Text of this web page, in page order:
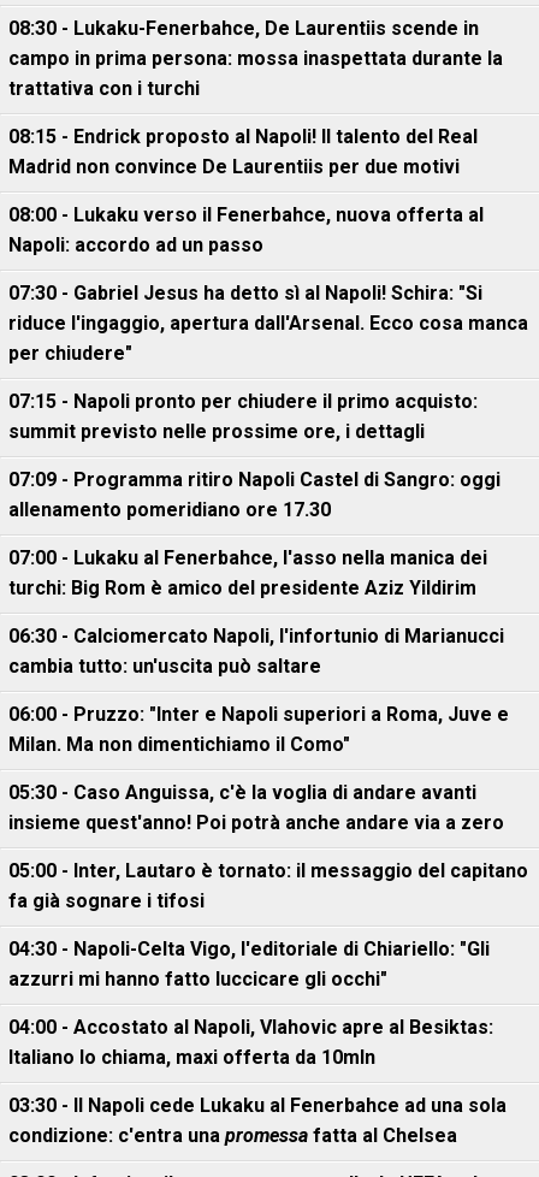
08:30 - Lukaku-Fenerbahce, De Laurentiis scende in
campo in prima persona: mossa inaspettata durante la
trattativa con i turchi
08:15 - Endrick proposto al Napoli! Il talento del Real
Madrid non convince De Laurentiis per due motivi
08:00 - Lukaku verso il Fenerbahce, nuova offerta al
Napoli: accordo ad un passo
07:30 - Gabriel Jesus ha detto sì al Napoli! Schira: "Si
riduce l'ingaggio, apertura dall'Arsenal. Ecco cosa manca
per chiudere"
07:15 - Napoli pronto per chiudere il primo acquisto:
summit previsto nelle prossime ore, i dettagli
07:09 - Programma ritiro Napoli Castel di Sangro: oggi
allenamento pomeridiano ore 17.30
07:00 - Lukaku al Fenerbahce, l'asso nella manica dei
turchi: Big Rom è amico del presidente Aziz Yildirim
06:30 - Calciomercato Napoli, l'infortunio di Marianucci
cambia tutto: un'uscita può saltare
06:00 - Pruzzo: "Inter e Napoli superiori a Roma, Juve e
Milan. Ma non dimentichiamo il Como"
05:30 - Caso Anguissa, c'è la voglia di andare avanti
insieme quest'anno! Poi potrà anche andare via a zero
05:00 - Inter, Lautaro è tornato: il messaggio del capitano
fa già sognare i tifosi
04:30 - Napoli-Celta Vigo, l'editoriale di Chiariello: "Gli
azzurri mi hanno fatto luccicare gli occhi"
04:00 - Accostato al Napoli, Vlahovic apre al Besiktas:
Italiano lo chiama, maxi offerta da 10mln
03:30 - Il Napoli cede Lukaku al Fenerbahce ad una sola
condizione: c'entra una promessa fatta al Chelsea